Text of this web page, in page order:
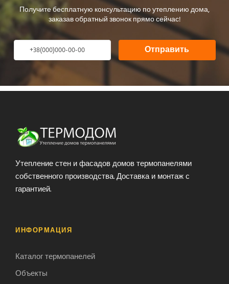
Получите бесплатную консультацию по утеплению дома,
заказав обратный звонок прямо сейчас!
Отправить
Утепление стен и фасадов домов термопанелями
собственного производства. Доставка и монтаж с
гарантией.
ИНФОРМАЦИЯ
Каталог термопанелей
Объекты